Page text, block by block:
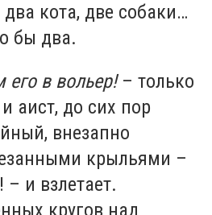
кота, две собаки…
бы два.
его в вольер!– только
аист, до сих пор
внезапно
крыльями –
и взлетает.
кругов над